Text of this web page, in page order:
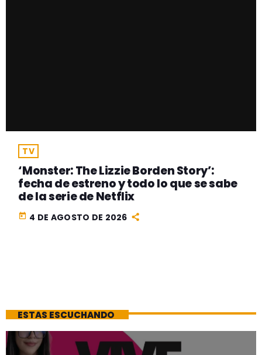
TV
‘Monster: The Lizzie Borden Story’:
fecha de estreno y todo lo que se sabe
de la serie de Netflix
today 4 DE AGOSTO DE 2026
ESTAS ESCUCHANDO